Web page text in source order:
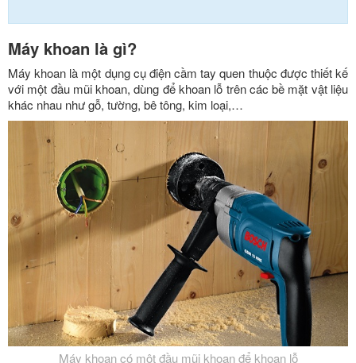
Máy khoan là gì?
Máy khoan là một dụng cụ điện cầm tay quen thuộc được thiết kế
với một đầu mũi khoan, dùng để khoan lỗ trên các bề mặt vật liệu
khác nhau như gỗ, tường, bê tông, kim loại,…
Máy khoan có một đầu mũi khoan để khoan lỗ